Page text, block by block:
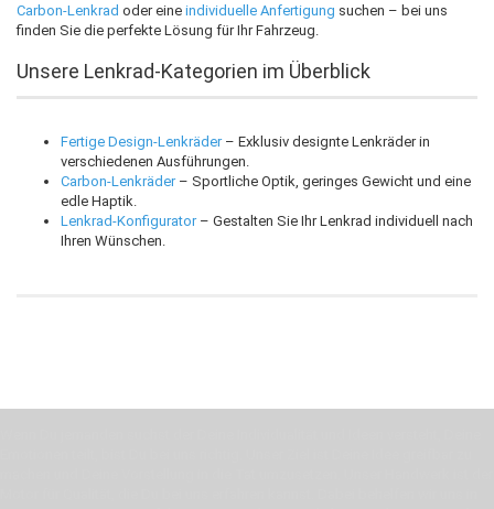
Carbon-Lenkrad oder eine individuelle Anfertigung suchen – bei uns
finden Sie die perfekte Lösung für Ihr Fahrzeug.
Unsere Lenkrad-Kategorien im Überblick
Fertige Design-Lenkräder– Exklusiv designte Lenkräder in
verschiedenen Ausführungen.
Carbon-Lenkräder– Sportliche Optik, geringes Gewicht und eine
edle Haptik.
Lenkrad-Konfigurator– Gestalten Sie Ihr Lenkrad individuell nach
Ihren Wünschen.